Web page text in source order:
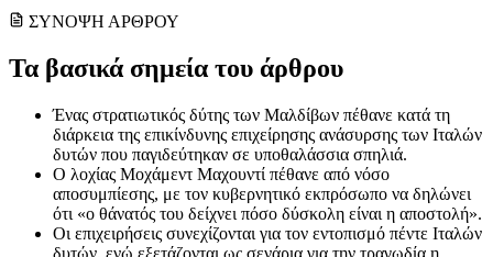
ΣΥΝΟΨΗ ΑΡΘΡΟΥ
Τα βασικά σημεία του άρθρου
Ένας στρατιωτικός δύτης των Μαλδίβων πέθανε κατά τη
διάρκεια της επικίνδυνης επιχείρησης ανάσυρσης των Ιταλών
δυτών που παγιδεύτηκαν σε υποθαλάσσια σπηλιά.
Ο λοχίας Μοχάμεντ Μαχουντί πέθανε από νόσο
αποσυμπίεσης, με τον κυβερνητικό εκπρόσωπο να δηλώνει
ότι «ο θάνατός του δείχνει πόσο δύσκολη είναι η αποστολή».
Οι επιχειρήσεις συνεχίζονται για τον εντοπισμό πέντε Ιταλών
δυτών, ενώ εξετάζονται ως σενάρια για την τραγωδία η